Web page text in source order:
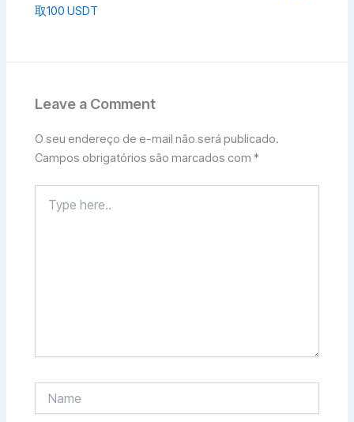
取100 USDT
Leave a Comment
O seu endereço de e-mail não será publicado.
Campos obrigatórios são marcados com*
here..